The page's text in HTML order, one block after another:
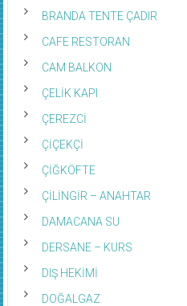
BRANDA TENTE ÇADIR
CAFE RESTORAN
CAM BALKON
ÇELİK KAPI
ÇEREZCİ
ÇİÇEKÇİ
ÇİĞKÖFTE
ÇİLİNGİR – ANAHTAR
DAMACANA SU
DERSANE – KURS
DIŞ HEKİMİ
DOĞALGAZ